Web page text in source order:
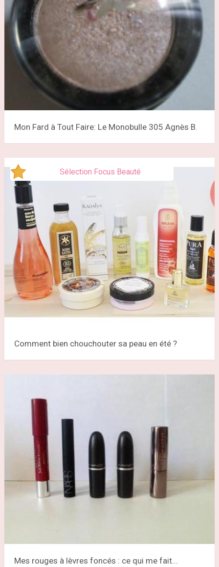
Mon Fard à Tout Faire: Le Monobulle 305 Agnès B.
Sélection Focus Beauté
Comment bien chouchouter sa peau en été ?
Mes rouges à lèvres foncés : ce qui me fait...